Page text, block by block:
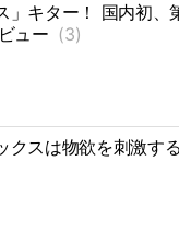
」キター！ 国内初、
ュー (3)
クスは物欲を刺激す